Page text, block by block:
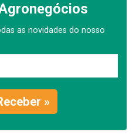
as novidades do nosso
»